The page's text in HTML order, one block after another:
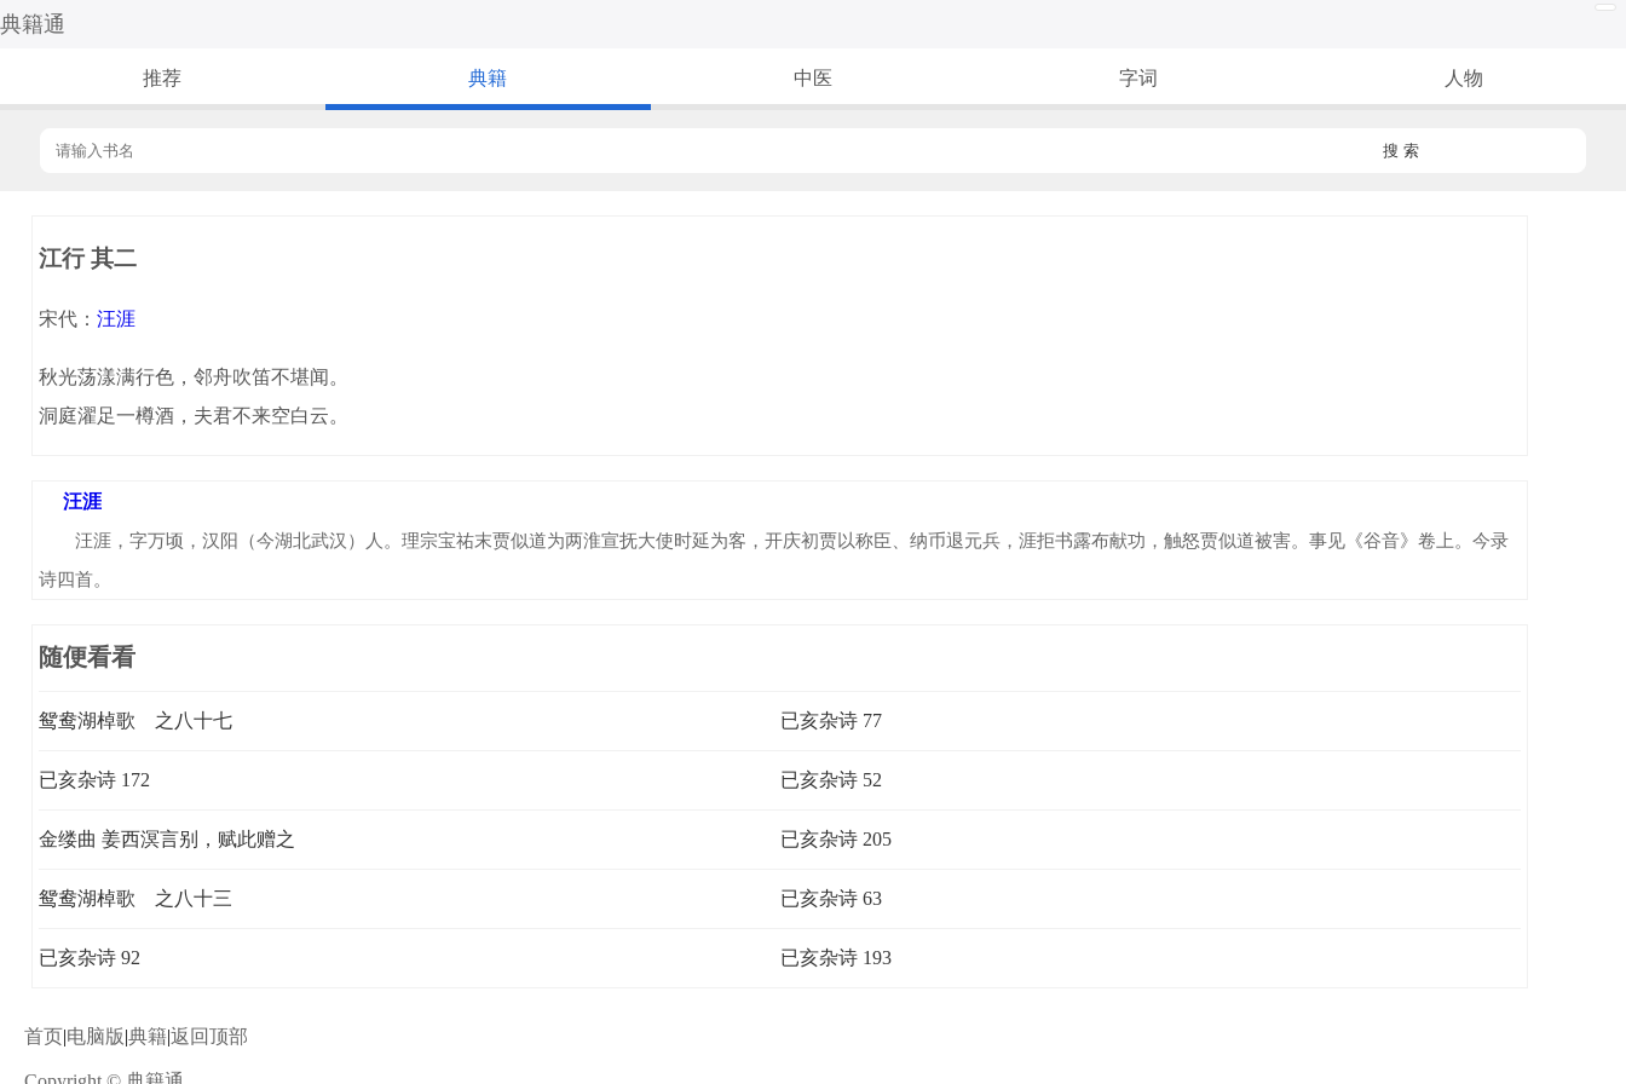
典籍通
推荐 典籍 中医 字词 人物
搜 索
江行 其二
宋代： 汪涯
秋光荡漾满行色，邻舟吹笛不堪闻。
洞庭濯足一樽酒，夫君不来空白云。
汪涯
汪涯，字万顷，汉阳（今湖北武汉）人。理宗宝祐末贾似道为两淮宣抚大使时延为客，开庆初贾以称臣、纳币退元兵，涯拒书露布献功，触怒贾似道被害。事见《谷音》卷上。今录
诗四首。
随便看看
鸳鸯湖棹歌 之八十七 已亥杂诗 77
已亥杂诗 172 已亥杂诗 52
金缕曲 姜西溟言别，赋此赠之 已亥杂诗 205
鸳鸯湖棹歌 之八十三 已亥杂诗 63
已亥杂诗 92 已亥杂诗 193
首页|电脑版|典籍|返回顶部